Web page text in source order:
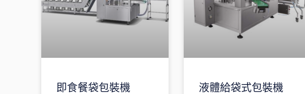
即食餐袋包裝機 液體給袋式包裝機